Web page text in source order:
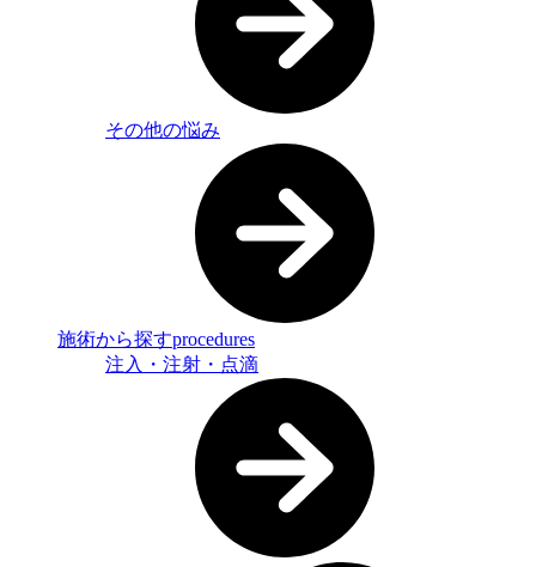
その他の悩み
施術から探すprocedures
注入・注射・点滴